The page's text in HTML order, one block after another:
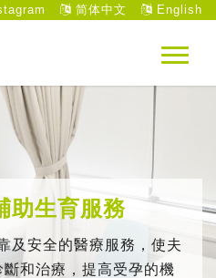
简体中文 English
助生育服務
及安全的醫療服務，使夫
和治療，提高受孕的機